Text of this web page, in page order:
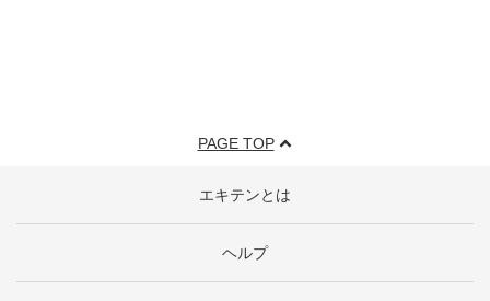
PAGE TOP
エキテンとは
ヘルプ